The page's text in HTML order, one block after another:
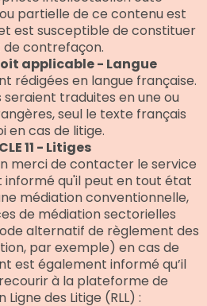
partielle de ce contenu est
est susceptible de constituer
de contrefaçon.
applicable - Langue
rédigées en langue française.
seraient traduites en une ou
seul le texte français
en cas de litige.
11 - Litiges
merci de contacter le service
informé qu'il peut en tout état
médiation conventionnelle,
de médiation sectorielles
alternatif de règlement des
par exemple) en cas de
est également informé qu’il
à la plateforme de
des Litige (RLL) :